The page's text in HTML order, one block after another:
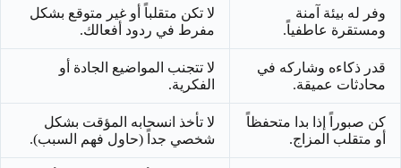
وفر له بيئة آمنة
ومستقرة عاطفياً.
لا تكن متقلباً أو غير متوقع بشكل
مفرط في ردود أفعالك.
قدر ذكاءه وشاركه في
محادثات عميقة.
لا تتجنب المواضيع الجادة أو
الفكرية.
كن صبوراً إذا بدا متحفظاً
أو متقلب المزاج.
لا تأخذ انسحابه المؤقت بشكل
شخصي جداً (حاول فهم السبب).